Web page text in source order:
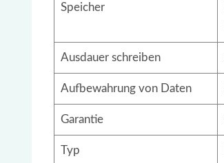
Speicher
Ausdauer schreiben
Aufbewahrung von Daten
Garantie
Typ